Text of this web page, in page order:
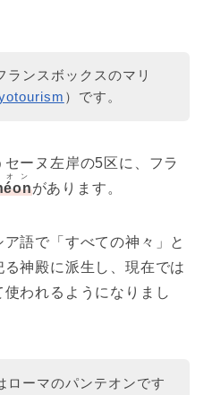
ランスボックスのマリ
）です。
ーヌ左岸の5区に、フラ
オン
があります。
語で「すべての神々」と
神殿に派生し、現在では
われるようになりまし
ローマのパンテオンです